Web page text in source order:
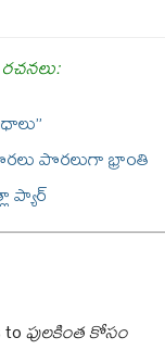
పొరలుగా భ్రాంతి
ప్యార్
పులకింత కోసం